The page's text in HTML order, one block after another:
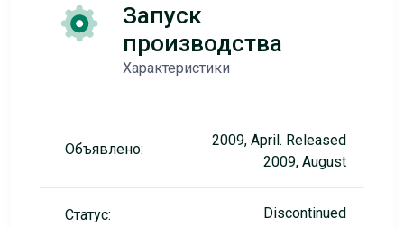
Запуск
производства
Характеристики
Объявлено:
2009, April. Released
2009, August
Статус: Discontinued